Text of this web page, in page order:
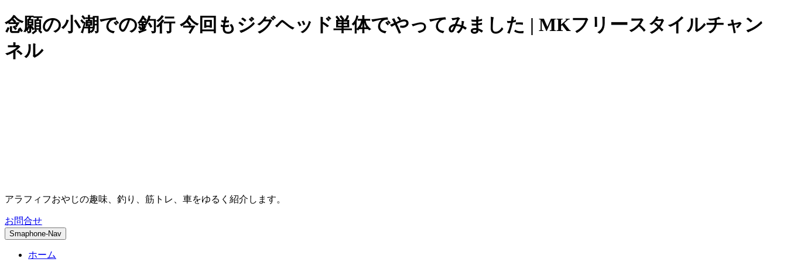
念願の小潮での釣行 今回もジグヘッド単体でやってみました | MKフリースタイルチャン
ネル
アラフィフおやじの趣味、釣り、筋トレ、車をゆるく紹介します。
お問合せ
Smaphone-Nav
ホーム